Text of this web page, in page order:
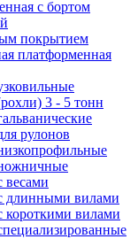
с бортом
покрытием
платформенная
3 - 5 тонн
рулонов
весами
длинными вилами
короткими вилами